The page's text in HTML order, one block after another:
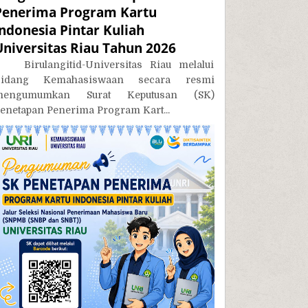
Program Kartu
Pintar Kuliah
Riau Tahun 2026
Universitas Riau melalui
Kemahasiswaan secara resmi
Surat Keputusan (SK)
Penerima Program Kart...